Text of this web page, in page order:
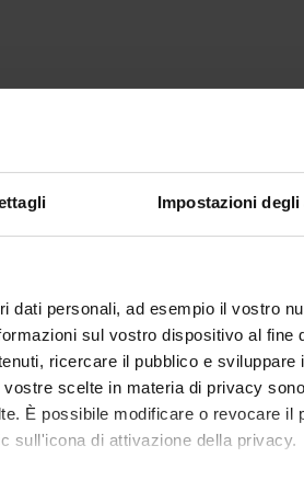
Impostazioni degli
dati personali, ad esempio il vostro
sul vostro dispositivo al fine
ricercare il pubblico e
scelte in materia di privacy
È possibile modificare o revocare il
sull'icona di attivazione della privacy.